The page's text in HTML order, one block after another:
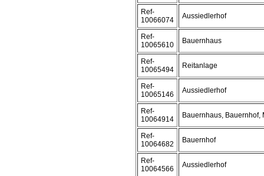
Ref-
10066074
Aussiedlerhof
Ref-
10065610
Bauernhaus
Ref-
10065494
Reitanlage
Ref-
10065146
Aussiedlerhof
Ref-
10064914
Bauernhaus, Bauernhof,
Ref-
10064682
Bauernhof
Ref-
10064566
Aussiedlerhof